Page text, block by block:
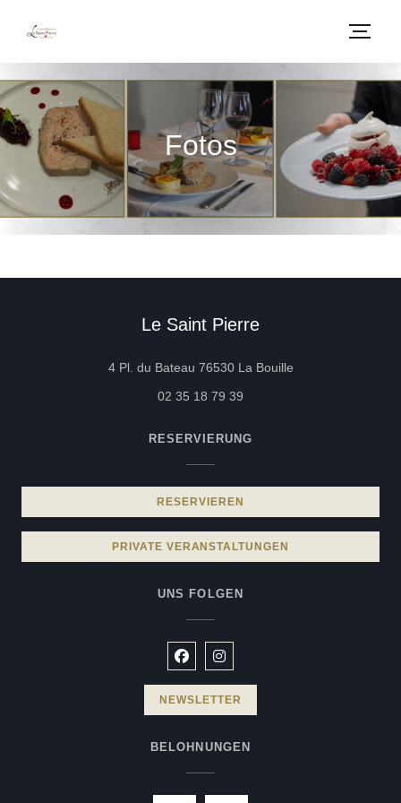
Fotos
Le Saint Pierre
4 Pl. du Bateau 76530 La Bouille((öffnet ein neues
02 35 18 79 39
RESERVIERUNG
RESERVIEREN
PRIVATE VERANSTALTUNGEN
UNS FOLGEN
Facebook ((öffnet ein neues
Instagram ((öffnet ein neues
NEWSLETTER
BELOHNUNGEN